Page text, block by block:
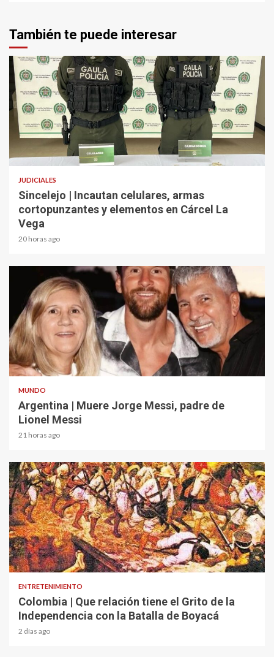
También te puede interesar
2 min read
JUDICIALES
Sincelejo | Incautan celulares, armas
cortopunzantes y elementos en Cárcel La
Vega
20 horas ago
2 min read
MUNDO
Argentina | Muere Jorge Messi, padre de
Lionel Messi
21 horas ago
1 min read
ENTRETENIMIENTO
Colombia | Que relación tiene el Grito de la
Independencia con la Batalla de Boyacá
2 días ago